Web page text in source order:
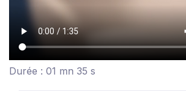
Durée : 01 mn 35 s